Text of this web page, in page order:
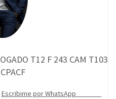
T12 F 243 CAM T103
Escribime por WhatsApp